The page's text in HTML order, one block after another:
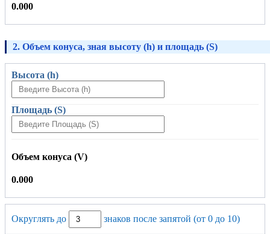
0.000
2. Объем конуса, зная высоту (h) и площадь (S)
Высота (h)
Площадь (S)
Объем конуса (V)
0.000
Округлять до знаков после запятой (от 0 до 10)